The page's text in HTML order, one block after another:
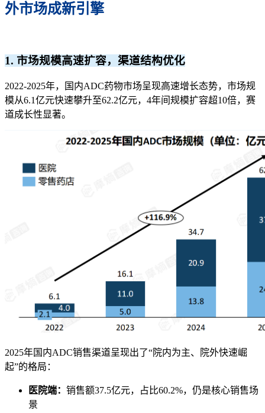
外市场成新引擎
1. 市场规模高速扩容，渠道结构优化
2022-2025年，国内ADC药物市场呈现高速增长态势，市场规
模从6.1亿元快速攀升至62.2亿元，4年间规模扩容超10倍，赛
道成长性显著。
2025年国内ADC销售渠道呈现出了“院内为主、院外快速崛
起”的格局：
医院端： 销售额37.5亿元，占比60.2%，仍是核心销售场
景